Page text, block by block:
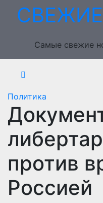
Перейти
Самые свежие
Политика
против
Россией